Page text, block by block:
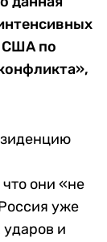
США по
они «не
уже
и